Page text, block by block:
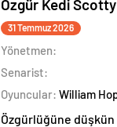
Özgür Kedi Scotty
31 Temmuz 2026
Yönetmen:
Senarist:
Oyuncular:
Özgürlüğüne